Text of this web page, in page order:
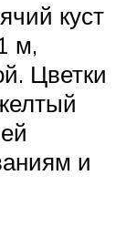
куст
м,
Цветки
и